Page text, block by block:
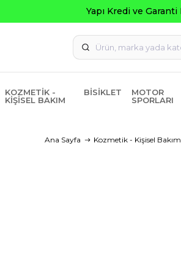
KOZMETIK -
KIŞISEL BAKIM
BISIKLET
MOTOR
SPORLARI
Ana Sayfa Kozmetik - Kişisel Bakım